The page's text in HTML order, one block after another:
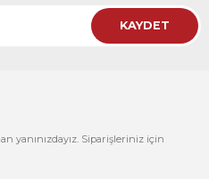
KAYDET
yanınızdayız. Siparişleriniz için